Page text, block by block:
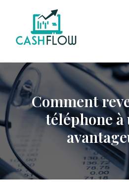
Comment
téléphone